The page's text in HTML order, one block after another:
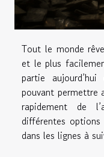
Tout le monde
et le plus
partie
pouvant permettre
rapidement de
différentes
dans les lignes à